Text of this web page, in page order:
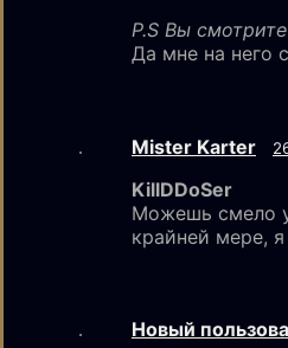
P.S Вы
Да мне на него
Mister Karter
KillDDoSer
Можешь смело
крайней мере,
Новый